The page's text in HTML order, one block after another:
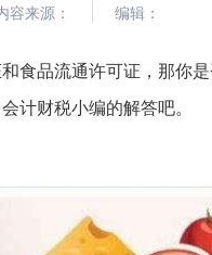
容来源： 编辑：
食品流通许可证，那你
计财税小编的解答吧。